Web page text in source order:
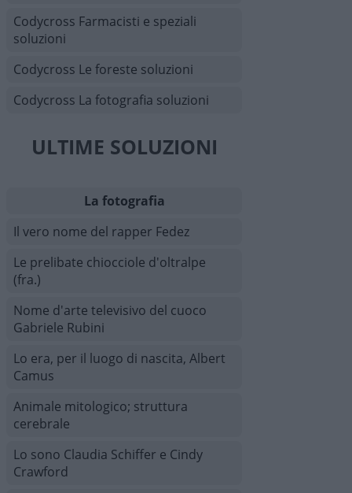
Codycross Farmacisti e speziali
soluzioni
Codycross Le foreste soluzioni
Codycross La fotografia soluzioni
ULTIME SOLUZIONI
La fotografia
Il vero nome del rapper Fedez
Le prelibate chiocciole d'oltralpe
(fra.)
Nome d'arte televisivo del cuoco
Gabriele Rubini
Lo era, per il luogo di nascita, Albert
Camus
Animale mitologico; struttura
cerebrale
Lo sono Claudia Schiffer e Cindy
Crawford